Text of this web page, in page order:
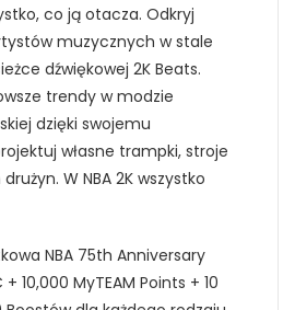
co ją otacza. Odkryj
muzycznych w stale
dźwiękowej 2K Beats.
trendy w modzie
dzięki swojemu
własne trampki, stroje
W NBA 2K wszystko
NBA 75th Anniversary
10,000 MyTEAM Points + 10